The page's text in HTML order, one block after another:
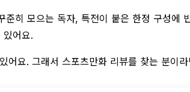
히 모으는 독자, 특전이 붙은 한정 구성
어요.
어요. 그래서 스포츠만화 리뷰를 찾는 분이